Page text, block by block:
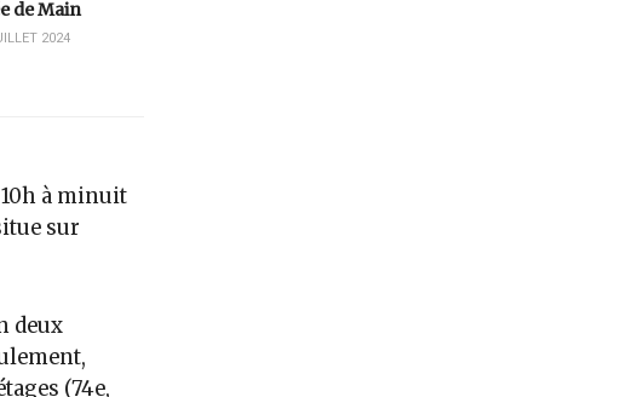
de Main
2024
à minuit
sur
deux
(74e,